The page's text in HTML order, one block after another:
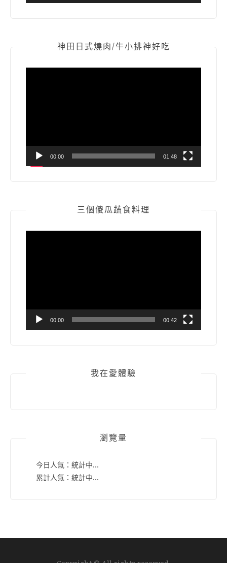
神田日式燒肉/牛小排神好吃
00:00 01:48
三個傻瓜蔬食料理
00:00 00:42
我在愛體驗
瀏覽量
今日人氣： 統計中...
累計人氣： 統計中...